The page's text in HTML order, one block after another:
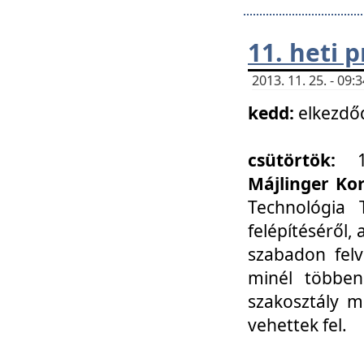
11. heti
2013. 11. 25. -
kedd:
csütörtök:
Májlinger
Technológia
felépítéséről,
szabadon
minél
szakosztály
vehettek fel.